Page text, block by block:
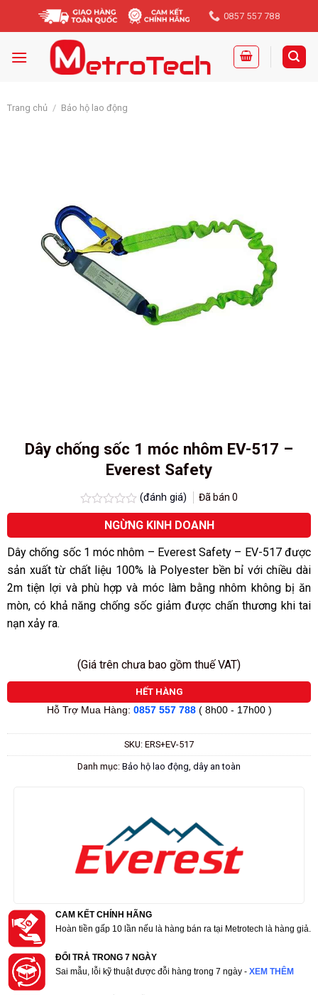
0857 557 788
Trang chủ / Bảo hộ lao động
Dây chống sốc 1 móc nhôm EV-517 –
Everest Safety
Được
hạng
0.0
sao
(đánh giá) Đã bán0
NGỪNG KINH DOANH
Dây chống sốc 1 móc nhôm – Everest Safety – EV-517 được
sản xuất từ chất liệu 100% là Polyester bền bỉ với chiều dài
2m tiện lợi và phù hợp và móc làm bằng nhôm không bị ăn
mòn, có khả năng chống sốc giảm được chấn thương khi tai
nạn xảy ra.
(Giá trên chưa bao gồm thuế VAT)
HẾT HÀNG
Hỗ Trợ Mua Hàng: 0857 557 788 ( 8h00 - 17h00 )
SKU: ERS+EV-517
Danh mục: Bảo hộ lao động dây an toàn
CAM KẾT CHÍNH HÃNG
Hoàn tiền gấp 10 lần nếu là hàng bán ra tại Metrotech là hàng giả.
ĐỔI TRẢ TRONG 7 NGÀY
Sai mẫu, lỗi kỹ thuật được đỗi hàng trong 7 ngày - XEM THÊM